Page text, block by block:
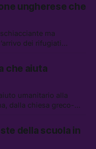
ungherese che
ma
dei rifugiati
da Budapest tra
non si arrendono
che aiuta
umanitario alla
dalla chiesa greco-
guerra, iniziato molto
della scuola in